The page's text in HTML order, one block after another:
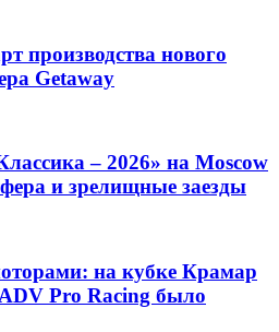
производства нового
Getaway
– 2026» на Moscow
и зрелищные заезды
на кубке Крамар
Pro Racing было